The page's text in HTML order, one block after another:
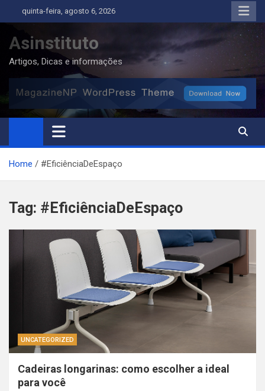
to
content
quinta-feira, agosto 6, 2026
Asinstituto
Artigos, Dicas e informações
Home #EficiênciaDeEspaço
Tag: #EficiênciaDeEspaço
UNCATEGORIZED
Cadeiras longarinas: como escolher a ideal
para você